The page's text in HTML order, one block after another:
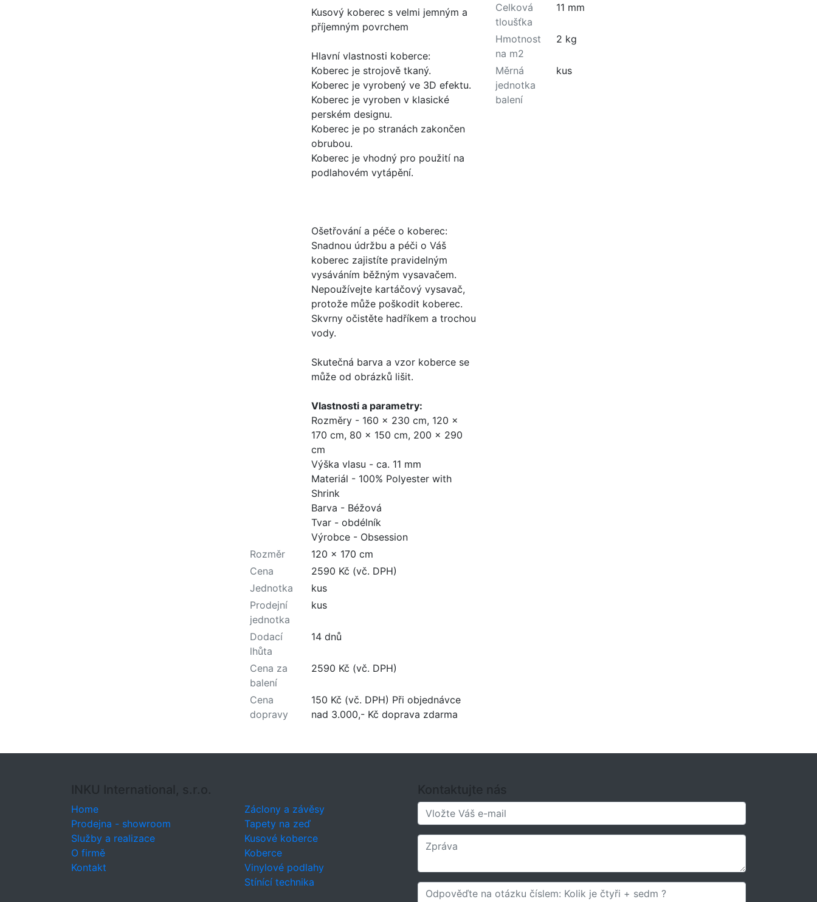
Kusový koberec s velmi jemným a
příjemným povrchem
Hlavní vlastnosti koberce:
Koberec je strojově tkaný.
Koberec je vyrobený ve 3D efektu.
Koberec je vyroben v klasické
perském designu.
Koberec je po stranách zakončen
obrubou.
Koberec je vhodný pro použití na
podlahovém vytápění.
Ošetřování a péče o koberec:
Snadnou údržbu a péči o Váš
koberec zajistíte pravidelným
vysáváním běžným vysavačem.
Nepoužívejte kartáčový vysavač,
protože může poškodit koberec.
Skvrny očistěte hadříkem a trochou
vody.
Skutečná barva a vzor koberce se
může od obrázků lišit.
Vlastnosti a parametry:
Rozměry - 160 x 230 cm, 120 x
170 cm, 80 x 150 cm, 200 x 290
cm
Výška vlasu - ca. 11 mm
Materiál - 100% Polyester with
Shrink
Barva - Béžová
Tvar - obdélník
Výrobce - Obsession
Rozměr
120 x 170 cm
Cena
2590 Kč (vč. DPH)
Jednotka
kus
Prodejní
jednotka
kus
Dodací
lhůta
14 dnů
Cena za
balení
2590 Kč (vč. DPH)
Cena
dopravy
150 Kč (vč. DPH) Při objednávce
nad 3.000,- Kč doprava zdarma
Celková
tloušťka
11 mm
Hmotnost
na m2
2 kg
Měrná
jednotka
balení
kus
INKU International, s.r.o.
Home
Prodejna - showroom
Služby a realizace
O firmě
Kontakt
Záclony a závěsy
Tapety na zeď
Kusové koberce
Koberce
Vinylové podlahy
Stínící technika
Kontaktujte nás